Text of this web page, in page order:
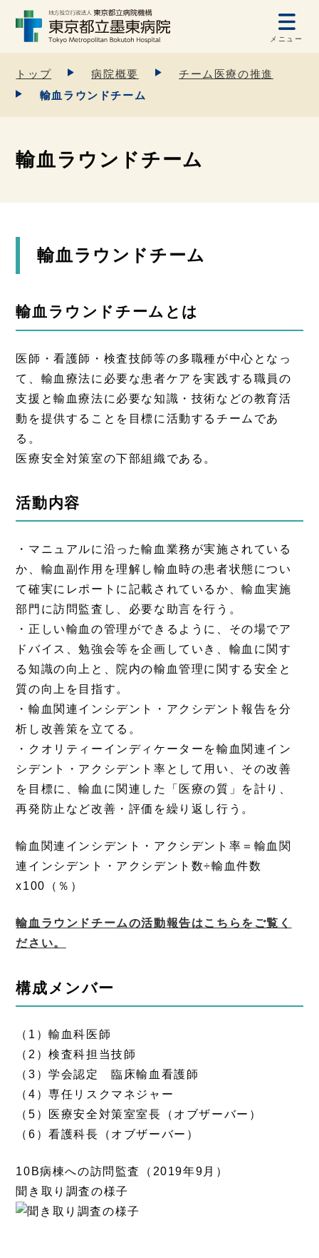
メニュー
トップ 病院概要
チーム医療の推進
輸血ラウンドチーム
輸血ラウンドチーム
輸血ラウンドチーム
輸血ラウンドチームとは
医師・看護師・検査技師等の多職種が中心となっ
て、輸血療法に必要な患者ケアを実践する職員の
支援と輸血療法に必要な知識・技術などの教育活
動を提供することを目標に活動するチームであ
る。
医療安全対策室の下部組織である。
活動内容
・マニュアルに沿った輸血業務が実施されている
か、輸血副作用を理解し輸血時の患者状態につい
て確実にレポートに記載されているか、輸血実施
部門に訪問監査し、必要な助言を行う。
・正しい輸血の管理ができるように、その場でア
ドバイス、勉強会等を企画していき、輸血に関す
る知識の向上と、院内の輸血管理に関する安全と
質の向上を目指す。
・輸血関連インシデント・アクシデント報告を分
析し改善策を立てる。
・クオリティーインディケーターを輸血関連イン
シデント・アクシデント率として用い、その改善
を目標に、輸血に関連した「医療の質」を計り、
再発防止など改善・評価を繰り返し行う。
輸血関連インシデント・アクシデント率＝輸血関
連インシデント・アクシデント数÷輸血件数
x100（％）
輸血ラウンドチームの活動報告はこちらをご覧く
ださい。
構成メンバー
（1）輸血科医師
（2）検査科担当技師
（3）学会認定 臨床輸血看護師
（4）専任リスクマネジャー
（5）医療安全対策室室長（オブザーバー）
（6）看護科長（オブザーバー）
10B病棟への訪問監査（2019年9月）
聞き取り調査の様子